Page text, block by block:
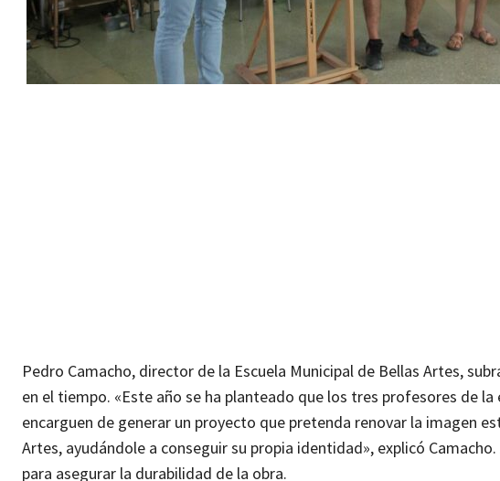
Pedro Camacho, director de la Escuela Municipal de Bellas Artes,
en el tiempo. «Este año se ha planteado que los tres profesores de
encarguen de generar un proyecto que pretenda renovar la imagen
Artes, ayudándole a conseguir su propia identidad», explicó
para asegurar la durabilidad de la obra.